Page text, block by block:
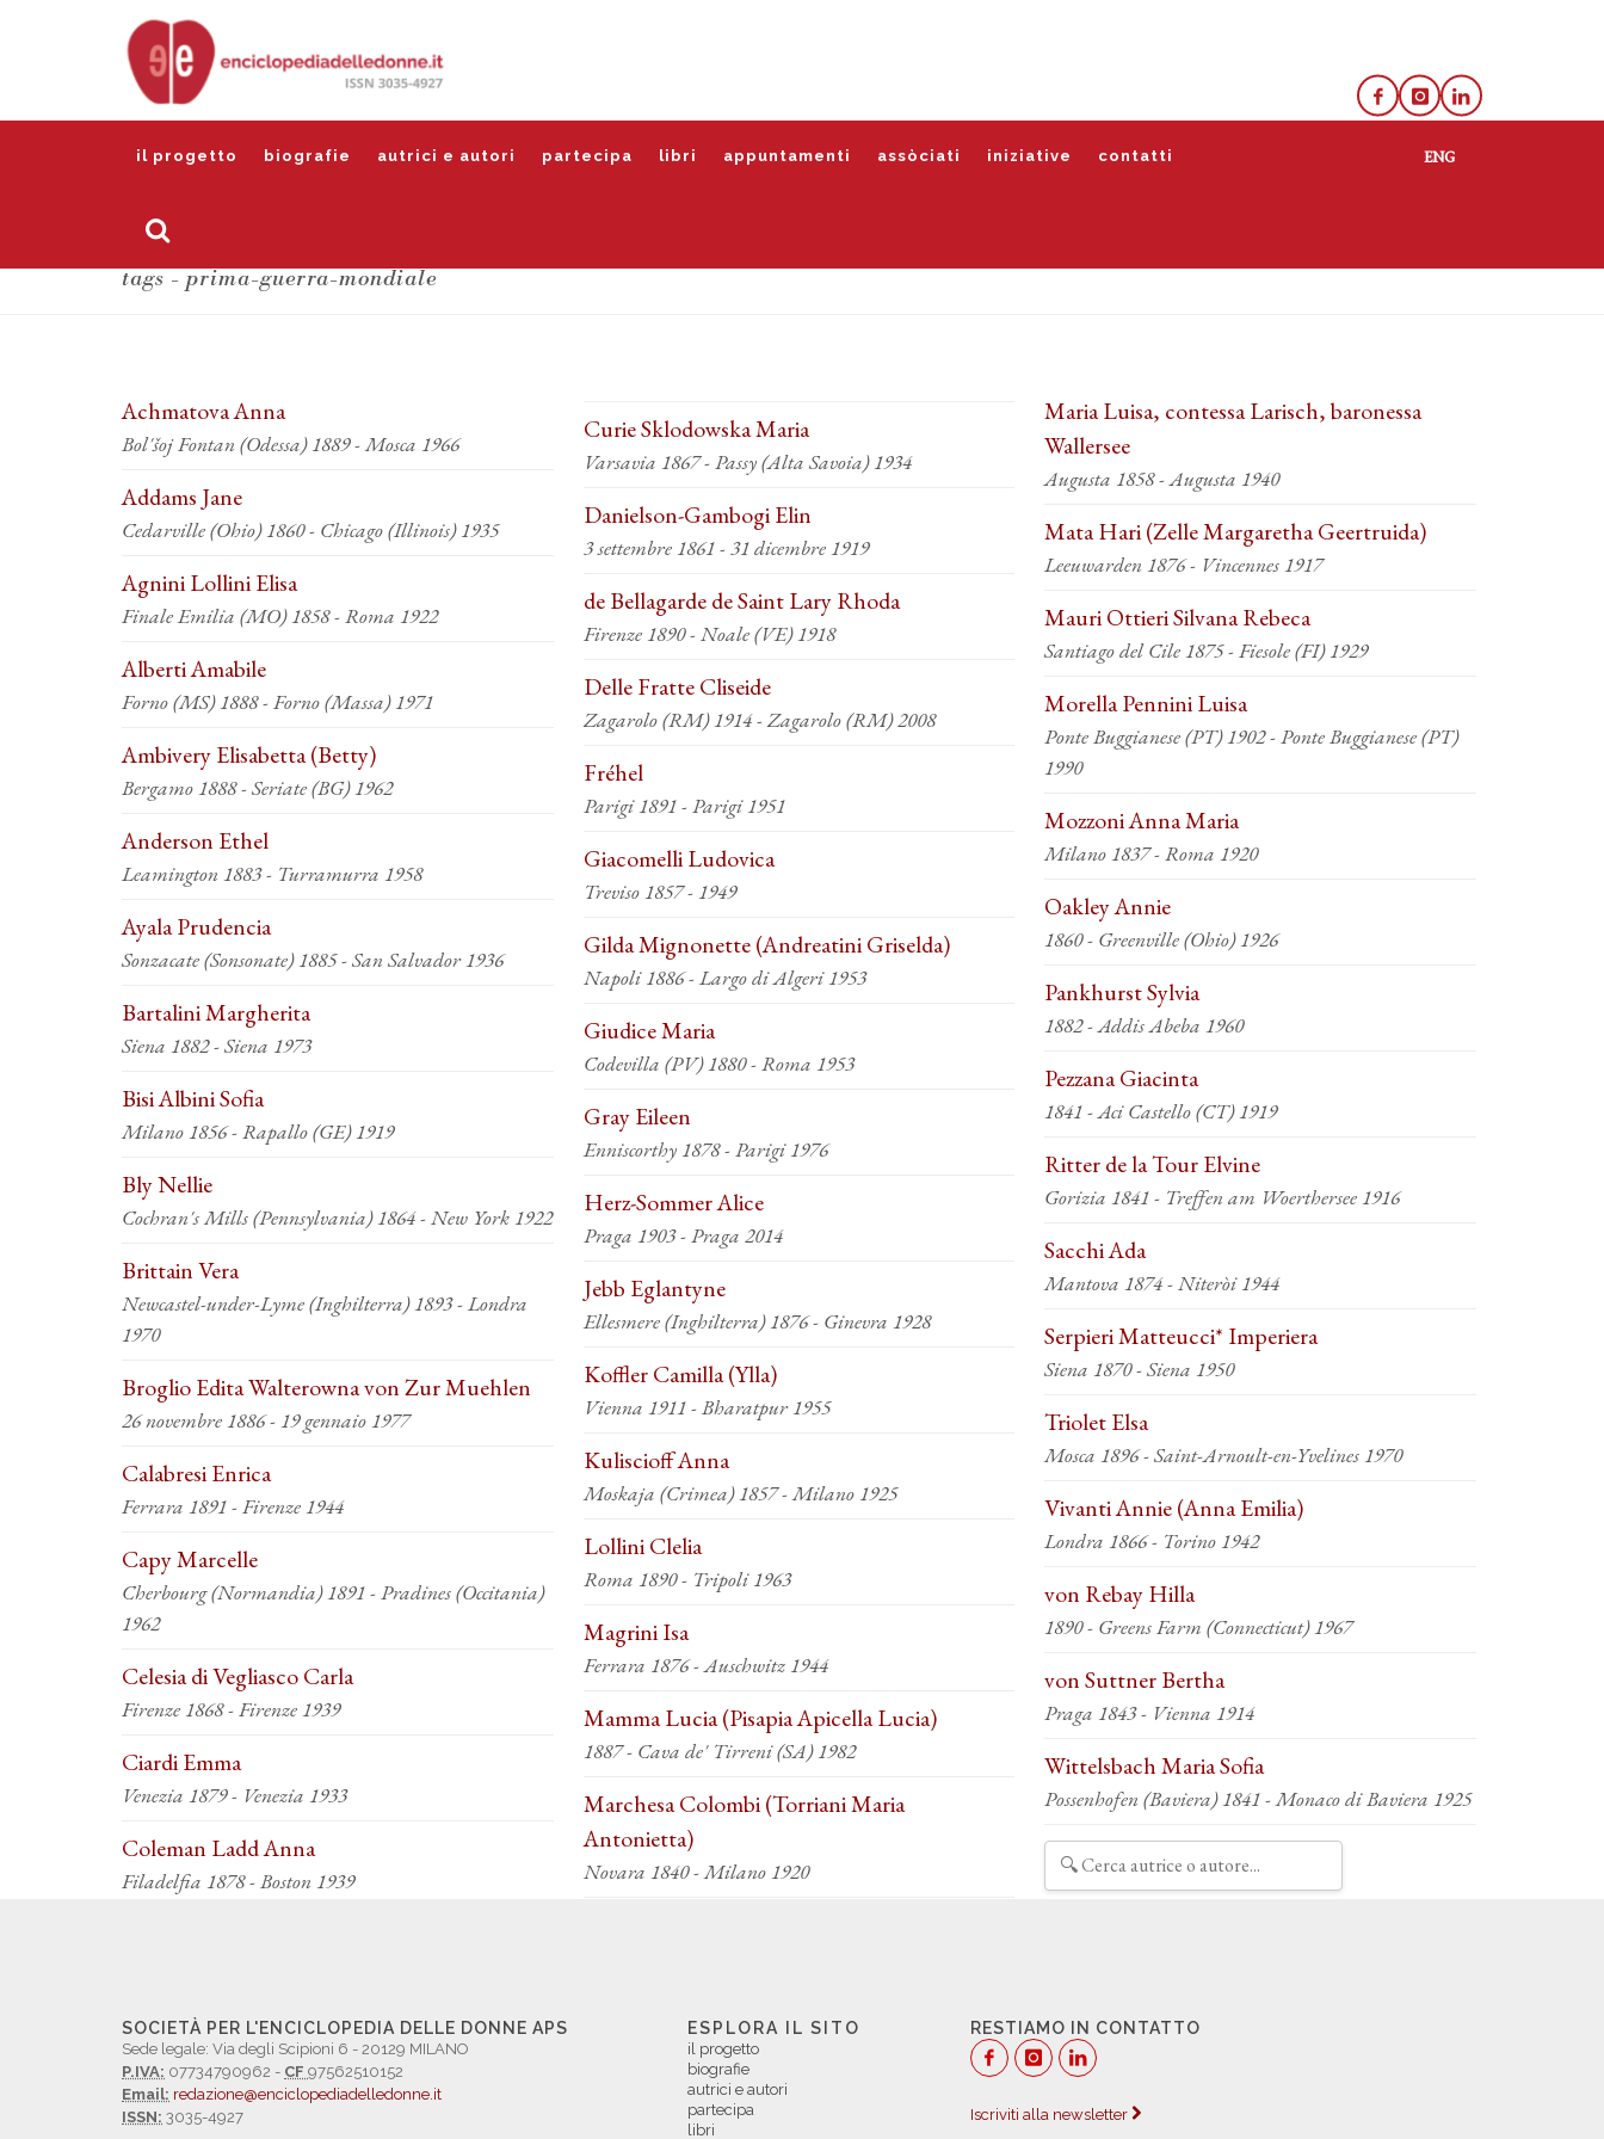
il progetto biografie autrici e autori partecipa libri appuntamenti assòciati iniziative contatti
tags - prima-guerra-mondiale
Achmatova Anna
Bol'šoj Fontan (Odessa) 1889 - Mosca 1966
Addams Jane
Cedarville (Ohio) 1860 - Chicago (Illinois) 1935
Agnini Lollini Elisa
Finale Emilia (MO) 1858 - Roma 1922
Alberti Amabile
Forno (MS) 1888 - Forno (Massa) 1971
Ambivery Elisabetta (Betty)
Bergamo 1888 - Seriate (BG) 1962
Anderson Ethel
Leamington 1883 - Turramurra 1958
Ayala Prudencia
Sonzacate (Sonsonate) 1885 - San Salvador 1936
Bartalini Margherita
Siena 1882 - Siena 1973
Bisi Albini Sofia
Milano 1856 - Rapallo (GE) 1919
Bly Nellie
Cochran's Mills (Pennsylvania) 1864 - New York 1922
Brittain Vera
Newcastel-under-Lyme (Inghilterra) 1893 - Londra
1970
Broglio Edita Walterowna von Zur Muehlen
26 novembre 1886 - 19 gennaio 1977
Calabresi Enrica
Ferrara 1891 - Firenze 1944
Capy Marcelle
Cherbourg (Normandia) 1891 - Pradines (Occitania)
1962
Celesia di Vegliasco Carla
Firenze 1868 - Firenze 1939
Ciardi Emma
Venezia 1879 - Venezia 1933
Coleman Ladd Anna
Filadelfia 1878 - Boston 1939
Curie Sklodowska Maria
Varsavia 1867 - Passy (Alta Savoia) 1934
Danielson-Gambogi Elin
3 settembre 1861 - 31 dicembre 1919
de Bellagarde de Saint Lary Rhoda
Firenze 1890 - Noale (VE) 1918
Delle Fratte Cliseide
Zagarolo (RM) 1914 - Zagarolo (RM) 2008
Fréhel
Parigi 1891 - Parigi 1951
Giacomelli Ludovica
Treviso 1857 - 1949
Gilda Mignonette (Andreatini Griselda)
Napoli 1886 - Largo di Algeri 1953
Giudice Maria
Codevilla (PV) 1880 - Roma 1953
Gray Eileen
Enniscorthy 1878 - Parigi 1976
Herz-Sommer Alice
Praga 1903 - Praga 2014
Jebb Eglantyne
Ellesmere (Inghilterra) 1876 - Ginevra 1928
Koffler Camilla (Ylla)
Vienna 1911 - Bharatpur 1955
Kuliscioff Anna
Moskaja (Crimea) 1857 - Milano 1925
Lollini Clelia
Roma 1890 - Tripoli 1963
Magrini Isa
Ferrara 1876 - Auschwitz 1944
Mamma Lucia (Pisapia Apicella Lucia)
1887 - Cava de' Tirreni (SA) 1982
Marchesa Colombi (Torriani Maria
Antonietta)
Novara 1840 - Milano 1920
Maria Luisa, contessa Larisch, baronessa
Wallersee
Augusta 1858 - Augusta 1940
Mata Hari (Zelle Margaretha Geertruida)
Leeuwarden 1876 - Vincennes 1917
Mauri Ottieri Silvana Rebeca
Santiago del Cile 1875 - Fiesole (FI) 1929
Morella Pennini Luisa
Ponte Buggianese (PT) 1902 - Ponte Buggianese (PT)
1990
Mozzoni Anna Maria
Milano 1837 - Roma 1920
Oakley Annie
1860 - Greenville (Ohio) 1926
Pankhurst Sylvia
1882 - Addis Abeba 1960
Pezzana Giacinta
1841 - Aci Castello (CT) 1919
Ritter de la Tour Elvine
Gorizia 1841 - Treffen am Woerthersee 1916
Sacchi Ada
Mantova 1874 - Niteròi 1944
Serpieri Matteucci* Imperiera
Siena 1870 - Siena 1950
Triolet Elsa
Mosca 1896 - Saint-Arnoult-en-Yvelines 1970
Vivanti Annie (Anna Emilia)
Londra 1866 - Torino 1942
von Rebay Hilla
1890 - Greens Farm (Connecticut) 1967
von Suttner Bertha
Praga 1843 - Vienna 1914
Wittelsbach Maria Sofia
Possenhofen (Baviera) 1841 - Monaco di Baviera 1925
SOCIETÀ PER L'ENCICLOPEDIA DELLE DONNE APS
Sede legale: Via degli Scipioni 6 - 20129 MILANO
P.IVA: 07734790962 - CF 97562510152
Email: redazione@enciclopediadelledonne.it
ISSN: 3035-4927
ESPLORA IL SITO
il progetto
biografie
autrici e autori
partecipa
libri
RESTIAMO IN CONTATTO
Iscriviti alla newsletter